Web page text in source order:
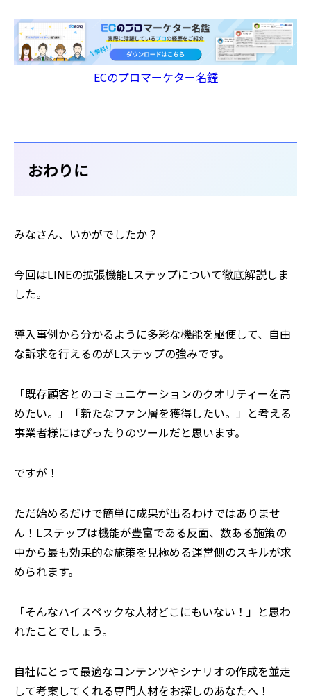
ECのプロマーケター名鑑
おわりに
みなさん、いかがでしたか？
今回はLINEの拡張機能Lステップについて徹底解説しま
した。
導入事例から分かるように多彩な機能を駆使して、自由
な訴求を行えるのがLステップの強みです。
「既存顧客とのコミュニケーションのクオリティーを高
めたい。」「新たなファン層を獲得したい。」と考える
事業者様にはぴったりのツールだと思います。
ですが！
ただ始めるだけで簡単に成果が出るわけではありませ
ん！Lステップは機能が豊富である反面、数ある施策の
中から最も効果的な施策を見極める運営側のスキルが求
められます。
「そんなハイスペックな人材どこにもいない！」と思わ
れたことでしょう。
自社にとって最適なコンテンツやシナリオの作成を並走
して考案してくれる専門人材をお探しのあなたへ！